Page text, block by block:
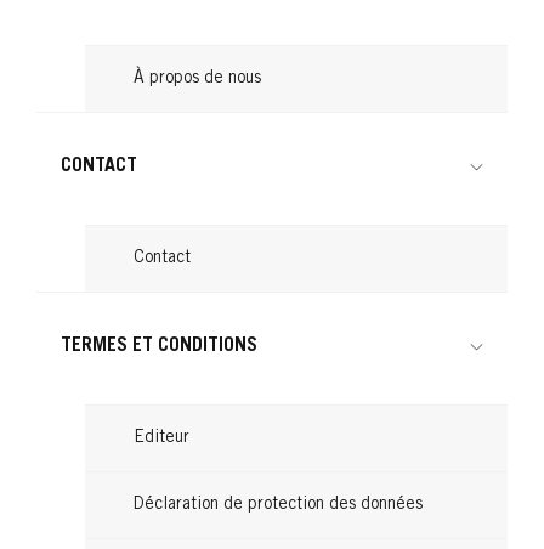
À propos de nous
CONTACT
Contact
TERMES ET CONDITIONS
Editeur
Déclaration de protection des données